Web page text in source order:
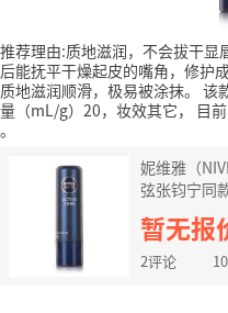
推荐理由:质地滋润，不会拔干显
后能抚平干燥起皮的嘴角，修护
质地滋润顺滑，极易被涂抹。 该
量（mL/g）20，妆效其它，
目
。
妮维雅（
弦张钧宁同
暂无报
2评论